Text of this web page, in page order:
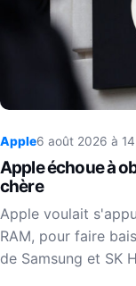
Apple6 août 2026 à
Apple échoue à
chère
Apple voulait
RAM, pour faire
de Samsung et SK